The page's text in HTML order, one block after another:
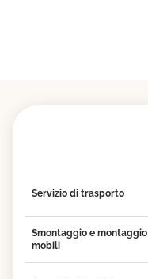
Servizio di trasporto
Smontaggio e montaggio
mobili